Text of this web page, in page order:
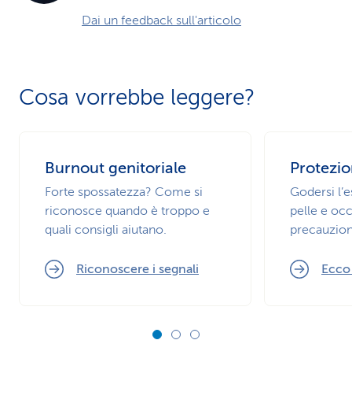
Dai un feedback sull'articolo
Cosa vorrebbe leggere?
Burnout genitoriale
Forte spossatezza? Come si
riconosce quando è troppo e
quali consigli aiutano.
Riconoscere i segnali
Godersi
pelle e